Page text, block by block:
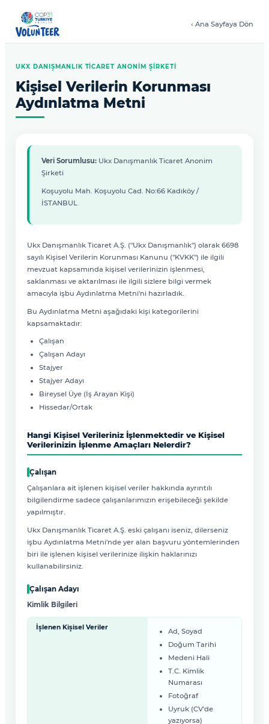
‹ Ana Sayfaya Dön
UKX DANIŞMANLIK TICARET ANONIM ŞIRKETI
Kişisel Verilerin Korunması
Aydınlatma Metni
Veri Sorumlusu: Ukx Danışmanlık Ticaret Anonim
Şirketi
Koşuyolu Mah. Koşuyolu Cad. No:66 Kadıköy /
İSTANBUL
Ukx Danışmanlık Ticaret A.Ş. ("Ukx Danışmanlık") olarak 6698
sayılı Kişisel Verilerin Korunması Kanunu ("KVKK") ile ilgili
mevzuat kapsamında kişisel verilerinizin işlenmesi,
saklanması ve aktarılması ile ilgili sizlere bilgi vermek
amacıyla işbu Aydınlatma Metni'ni hazırladık.
Bu Aydınlatma Metni aşağıdaki kişi kategorilerini
kapsamaktadır:
Çalışan
Çalışan Adayı
Stajyer
Stajyer Adayı
Bireysel Üye (İş Arayan Kişi)
Hissedar/Ortak
Hangi Kişisel Verileriniz İşlenmektedir ve Kişisel
Verilerinizin İşlenme Amaçları Nelerdir?
Çalışan
Çalışanlara ait işlenen kişisel veriler hakkında ayrıntılı
bilgilendirme sadece çalışanlarımızın erişebileceği şekilde
yapılmıştır.
Ukx Danışmanlık Ticaret A.Ş. eski çalışanı iseniz, dilerseniz
işbu Aydınlatma Metni'nde yer alan başvuru yöntemlerinden
biri ile işlenen kişisel verilerinize ilişkin haklarınızı
kullanabilirsiniz.
Çalışan Adayı
Kimlik Bilgileri
İşlenen Kişisel Veriler
Ad, Soyad
Doğum Tarihi
Medeni Hali
T.C. Kimlik
Numarası
Fotoğraf
Uyruk (CV'de
yazıyorsa)